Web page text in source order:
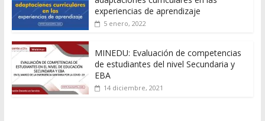
experiencias de aprendizaje
5 enero, 2022
MINEDU: Evaluación de competencias
de estudiantes del nivel Secundaria y
EBA
14 diciembre, 2021